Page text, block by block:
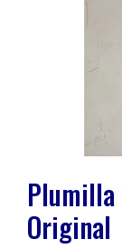
Plumilla
Original